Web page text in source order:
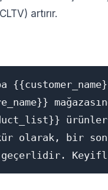
artırır.
olarak, bir